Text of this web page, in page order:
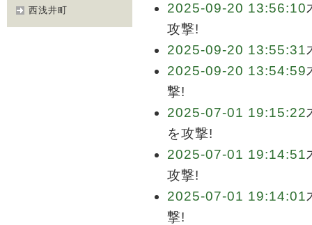
西浅井町
2025-09-20 13:56:10
攻撃!
2025-09-20 13:55:31
2025-09-20 13:54:59
撃!
2025-07-01 19:15:22
を攻撃!
2025-07-01 19:14:51
攻撃!
2025-07-01 19:14:01
撃!